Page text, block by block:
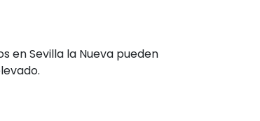
en Sevilla la Nueva pueden